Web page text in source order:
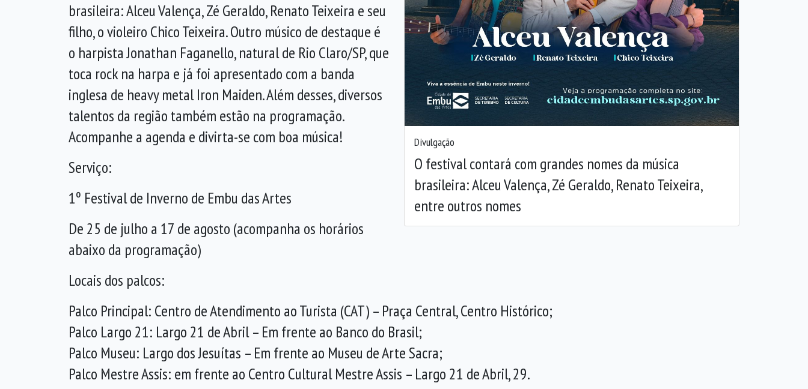
Divulgação
O festival contará com grandes nomes da música
brasileira: Alceu Valença, Zé Geraldo, Renato Teixeira,
entre outros nomes
brasileira: Alceu Valença, Zé Geraldo, Renato Teixeira e seu
filho, o violeiro Chico Teixeira. Outro músico de destaque é
o harpista Jonathan Faganello, natural de Rio Claro/SP, que
toca rock na harpa e já foi apresentado com a banda
inglesa de heavy metal Iron Maiden. Além desses, diversos
talentos da região também estão na programação.
Acompanhe a agenda e divirta-se com boa música!
Serviço:
1º Festival de Inverno de Embu das Artes
De 25 de julho a 17 de agosto (acompanha os horários
abaixo da programação)
Locais dos palcos:
Palco Principal: Centro de Atendimento ao Turista (CAT) – Praça Central, Centro Histórico;
Palco Largo 21: Largo 21 de Abril – Em frente ao Banco do Brasil;
Palco Museu: Largo dos Jesuítas – Em frente ao Museu de Arte Sacra;
Palco Mestre Assis: em frente ao Centro Cultural Mestre Assis – Largo 21 de Abril, 29.